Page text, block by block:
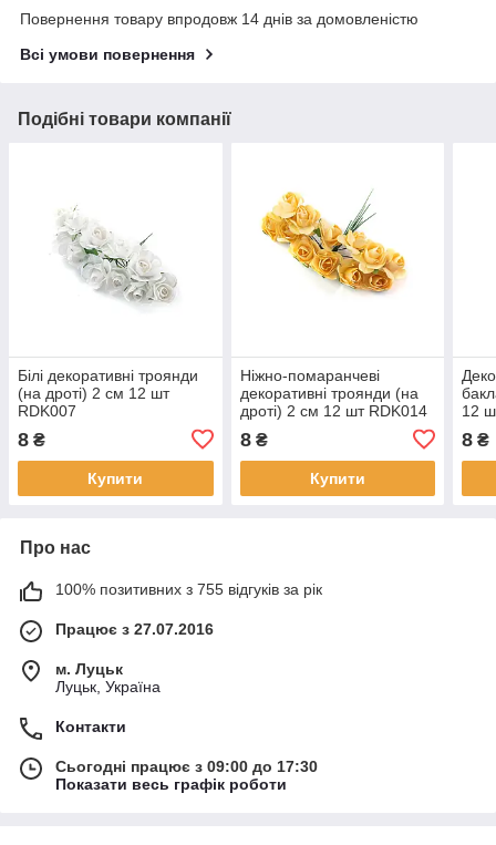
Повернення товару впродовж 14 днів за домовленістю
Всі умови повернення
Подібні товари компанії
Білі декоративні троянди
(на дроті) 2 см 12 шт
RDK007
8 ₴
Купити
Ніжно-помаранчеві
декоративні троянди (на
дроті) 2 см 12 шт RDK014
8₴
Купити
12
8 ₴
Про нас
100% позитивних з 755 відгуків за рік
Працює з 27.07.2016
м. Луцьк
Луцьк, Україна
Контакти
Сьогодні працює з 09:00 до 17:30
Показати весь графік роботи